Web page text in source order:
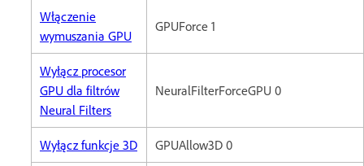
Włączenie
wymuszania GPU
GPUForce 1
Wyłącz procesor
GPU dla filtrów
Neural Filters
NeuralFilterForceGPU 0
Wyłącz funkcje 3D GPUAllow3D 0